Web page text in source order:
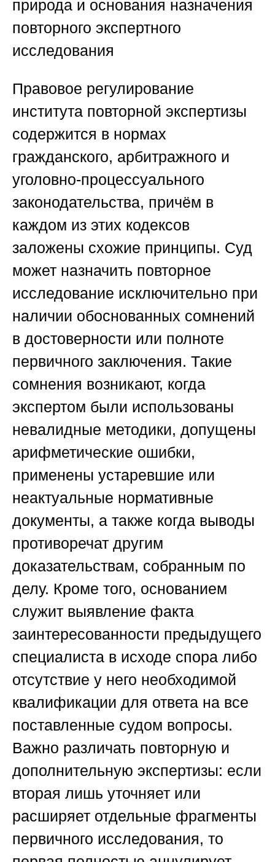
природа и основания назначения
повторного экспертного
исследования
Правовое регулирование
института повторной экспертизы
содержится в нормах
гражданского, арбитражного и
уголовно-процессуального
законодательства, причём в
каждом из этих кодексов
заложены схожие принципы. Суд
может назначить повторное
исследование исключительно при
наличии обоснованных сомнений
в достоверности или полноте
первичного заключения. Такие
сомнения возникают, когда
экспертом были использованы
невалидные методики, допущены
арифметические ошибки,
применены устаревшие или
неактуальные нормативные
документы, а также когда выводы
противоречат другим
доказательствам, собранным по
делу. Кроме того, основанием
служит выявление факта
заинтересованности предыдущего
специалиста в исходе спора либо
отсутствие у него необходимой
квалификации для ответа на все
поставленные судом вопросы.
Важно различать повторную и
дополнительную экспертизы: если
вторая лишь уточняет или
расширяет отдельные фрагменты
первичного исследования, то